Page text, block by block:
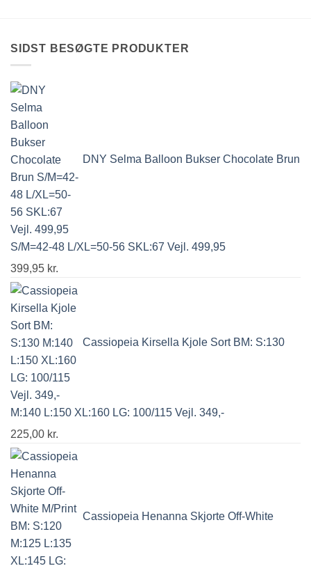
SIDST BESØGTE PRODUKTER
DNY Selma Balloon Bukser Chocolate Brun
S/M=42-48 L/XL=50-56 SKL:67 Vejl. 499,95
399,95 kr.
Cassiopeia Kirsella Kjole Sort BM: S:130
M:140 L:150 XL:160 LG: 100/115 Vejl. 349,-
225,00 kr.
Cassiopeia Henanna Skjorte Off-White